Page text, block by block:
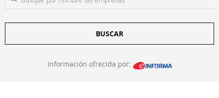
BUSCAR
Información ofrecida por: